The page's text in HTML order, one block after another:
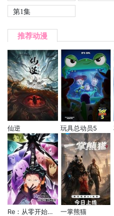
第1集
推荐动漫
仙逆 玩具总动员5
Re：从零开始的异世界生活 第四季 夺还篇 一掌熊猫